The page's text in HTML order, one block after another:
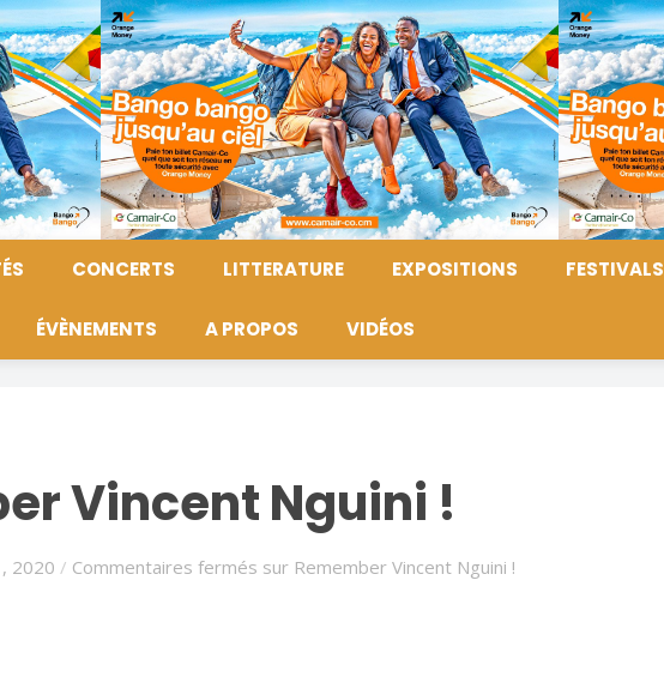
CONCERTS LITTERATURE EXPOSITIONS FESTIVALS
ÉVÈNEMENTS A PROPOS VIDÉOS
Vincent Nguini !
2020 / Commentaires fermés sur Remember Vincent Nguini !